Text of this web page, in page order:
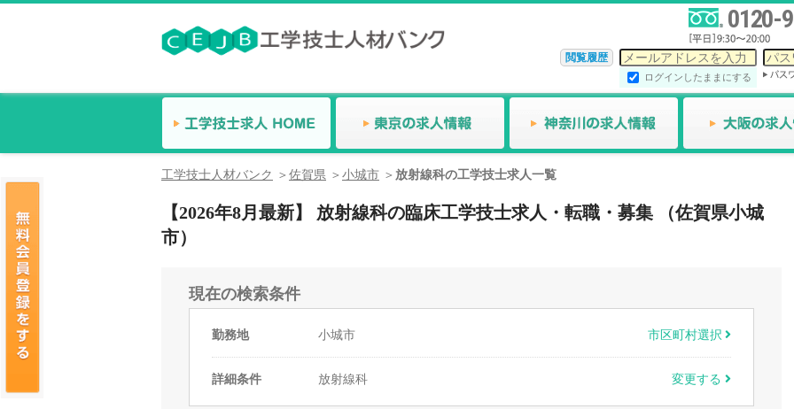
0120-
閲覧履歴
ログインしたままにする
工学技士人材バンク 佐賀県 小城市 放射線科の工学技士求人一覧
【2026年8月最新】 放射線科の臨床工学技士求人・転職・募集 （佐賀県小城
市）
現在の検索条件
勤務地 小城市 市区町村選択
詳細条件 放射線科 変更する